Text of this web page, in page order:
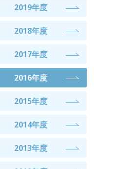
2019年度
2018年度
2017年度
2016年度
2015年度
2014年度
2013年度